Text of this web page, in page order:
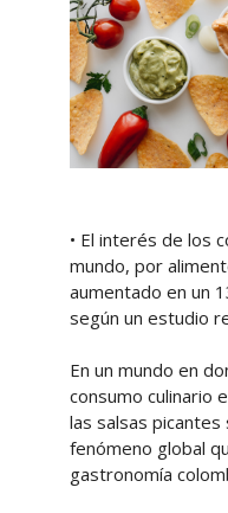
• El interés de los
mundo, por
aumentado en un
según un estudio
En un mundo en
consumo culinario
las salsas
fenómeno global
gastronomía